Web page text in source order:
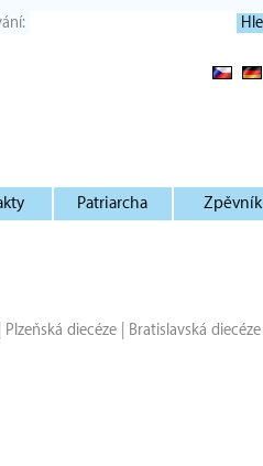
Patriarcha Zpěvník
Plzeňská diecéze Bratislavská diecéze